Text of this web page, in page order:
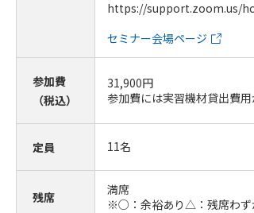
https://support.zoom.us/
セミナー会場ページ
参加費
（税込）
31,900円
参加費には実習機材貸出費用
定員 11名
残席
満席
※○：余裕あり△：残席わずか